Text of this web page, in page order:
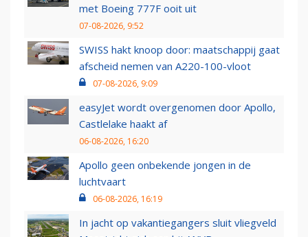
met Boeing 777F ooit uit
07-08-2026, 9:52
SWISS hakt knoop door: maatschappij gaat
afscheid nemen van A220-100-vloot
07-08-2026, 9:09
easyJet wordt overgenomen door Apollo,
Castlelake haakt af
06-08-2026, 16:20
Apollo geen onbekende jongen in de
luchtvaart
06-08-2026, 16:19
In jacht op vakantiegangers sluit vliegveld